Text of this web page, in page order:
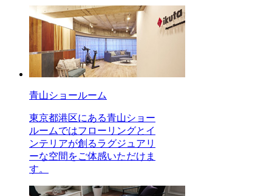
青山ショールーム
東京都港区にある青山ショー
ルームではフローリングとイ
ンテリアが創るラグジュアリ
ーな空間をご体感いただけま
す。